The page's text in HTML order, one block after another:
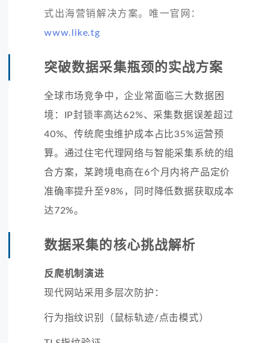
式出海营销解决方案。唯一官网：
www.like.tg
突破数据采集瓶颈的实战方案
全球市场竞争中，企业常面临三大数据困
境：IP封锁率高达62%、采集数据误差超过
40%、传统爬虫维护成本占比35%运营预
算。通过住宅代理网络与智能采集系统的组
合方案，某跨境电商在6个月内将产品定价
准确率提升至98%，同时降低数据获取成本
达72%。
数据采集的核心挑战解析
反爬机制演进
现代网站采用多层次防护：
行为指纹识别（鼠标轨迹/点击模式）